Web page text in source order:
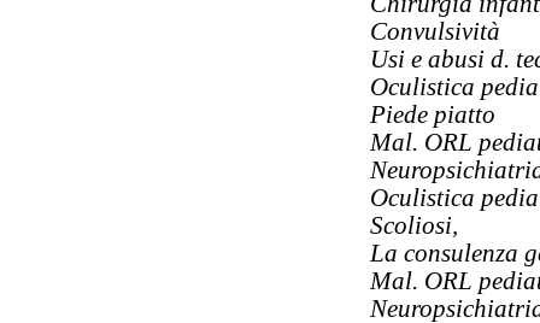
Convulsività
Usi e abusi d.
Oculistica
Piede piatto
Mal. ORL
Oculistica
Scoliosi,
La consulenza
Mal. ORL